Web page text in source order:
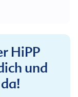
HiPP
und